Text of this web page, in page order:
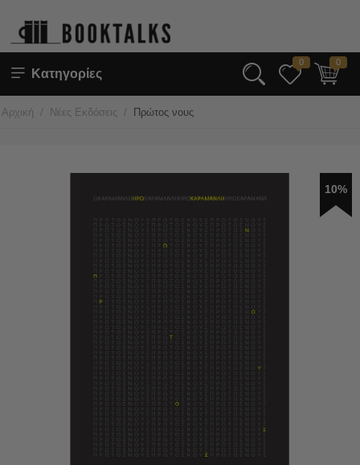
Κατηγορίες
0 0
Αρχική / Νέες Εκδόσεις / Πρώτος νους
10%